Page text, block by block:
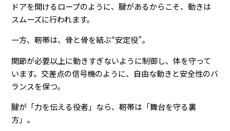
ドアを開けるロープのように、腱があるからこそ、動きは
スムーズに行われます。
一方、靭帯は、骨と骨を結ぶ“安定役”。
関節が必要以上に動きすぎないように制御し、体を守って
います。交差点の信号機のように、自由な動きと安全性のバ
ランスを保つ。
腱が「力を伝える役者」なら、靭帯は「舞台を守る裏
方」。